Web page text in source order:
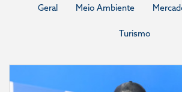
Geral Meio Ambiente
Turismo